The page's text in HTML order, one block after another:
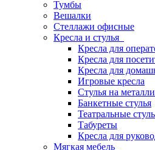
Тумбы
Вешалки
Стеллажи офисные
Кресла и стулья
Кресла для
Кресла для
Кресла для
Игровые кресла
Стулья на
Банкетные стулья
Театральные
Табуреты
Кресла для
Мягкая мебель